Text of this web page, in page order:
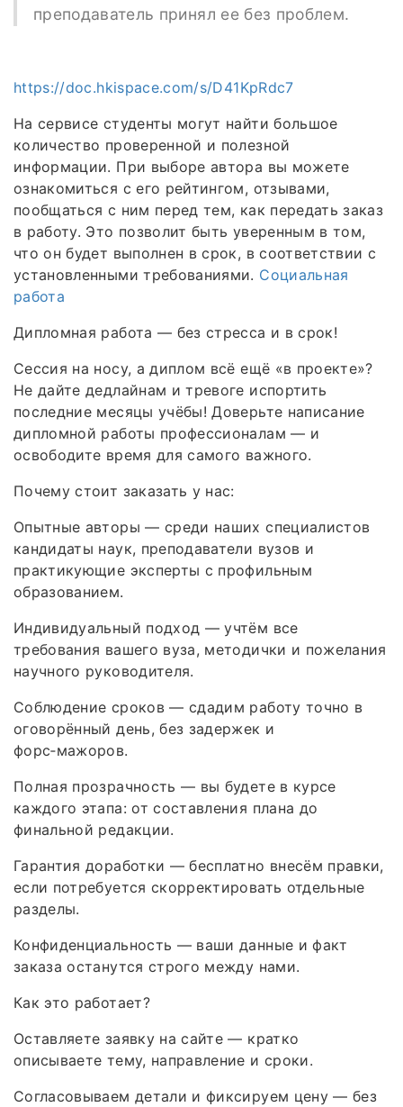
преподаватель принял ее без проблем.
https://doc.hkispace.com/s/D41KpRdc7
На сервисе студенты могут найти большое
количество проверенной и полезной
информации. При выборе автора вы можете
ознакомиться с его рейтингом, отзывами,
пообщаться с ним перед тем, как передать заказ
в работу. Это позволит быть уверенным в том,
что он будет выполнен в срок, в соответствии с
установленными требованиями. Социальная
работа
Дипломная работа — без стресса и в срок!
Сессия на носу, а диплом всё ещё «в проекте»?
Не дайте дедлайнам и тревоге испортить
последние месяцы учёбы! Доверьте написание
дипломной работы профессионалам — и
освободите время для самого важного.
Почему стоит заказать у нас:
Опытные авторы — среди наших специалистов
кандидаты наук, преподаватели вузов и
практикующие эксперты с профильным
образованием.
Индивидуальный подход — учтём все
требования вашего вуза, методички и пожелания
научного руководителя.
Соблюдение сроков — сдадим работу точно в
оговорённый день, без задержек и
форс‑мажоров.
Полная прозрачность — вы будете в курсе
каждого этапа: от составления плана до
финальной редакции.
Гарантия доработки — бесплатно внесём правки,
если потребуется скорректировать отдельные
разделы.
Конфиденциальность — ваши данные и факт
заказа останутся строго между нами.
Как это работает?
Оставляете заявку на сайте — кратко
описываете тему, направление и сроки.
Согласовываем детали и фиксируем цену — без